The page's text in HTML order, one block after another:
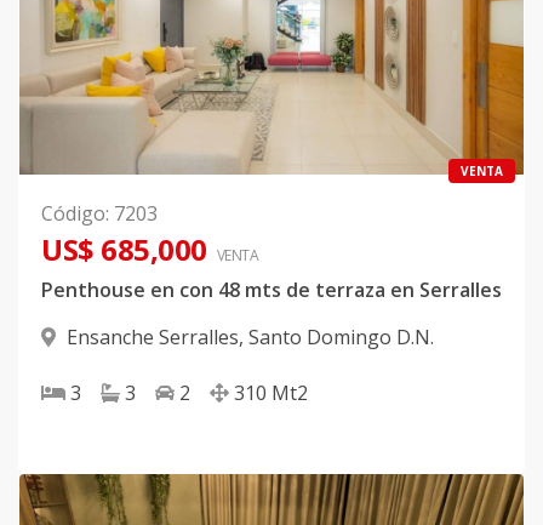
VENTA
Código: 7203
US$ 685,000 VENTA
Penthouse en con 48 mts de terraza en Serralles
Ensanche Serralles, Santo Domingo D.N.
3 3 2 310 Mt2